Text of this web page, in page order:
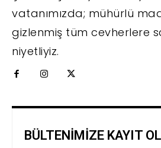
vatanımızda; mühürlü
gizlenmiş tüm cevherlere
niyetliyiz.
BÜLTENİMİZE KAYIT